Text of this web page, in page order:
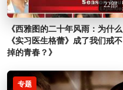
22部
《西雅图的二十年风雨：为什么
《实习医生格蕾》成了我们戒不
掉的青春？》
专题